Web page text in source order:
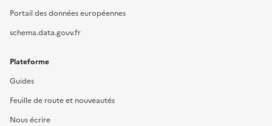
Portail des données européennes
schema.data.gouv.fr
Plateforme
Guides
Feuille de route et nouveautés
Nous écrire